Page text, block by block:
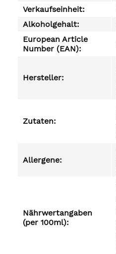
Verkaufseinheit:
Alkoholgehalt:
European Article
Number (EAN):
Hersteller:
Zutaten:
Allergene:
Nährwertangaben
(per 100ml):